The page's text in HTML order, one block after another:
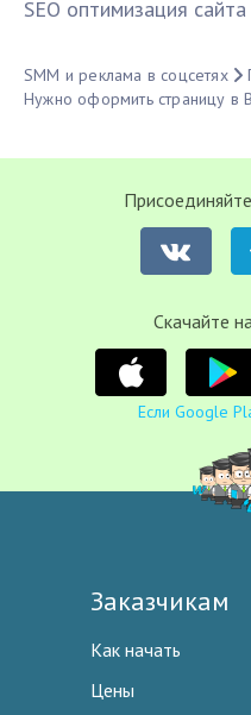
SЕО оптимизация сайта
SMM и реклама в соцсетях
Нужно оформить страницу в
Cкачайте
Если Google
Заказчикам
Как начать
Цены